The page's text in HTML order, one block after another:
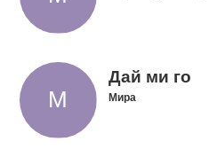
Дай ми го
Мира